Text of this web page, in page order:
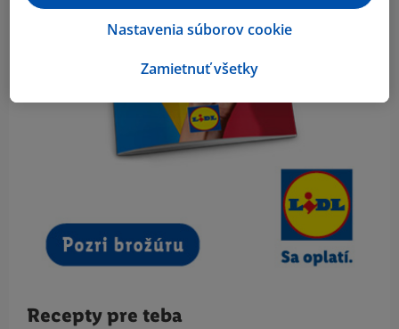
Recepty pre teba
Zamietnuť všetky
Nastavenia súborov cookie